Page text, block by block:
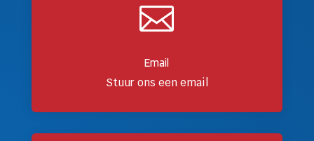

Email
Stuur ons een email